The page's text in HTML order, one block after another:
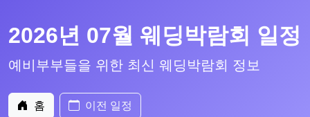
2026년 07월 웨딩박람회 일정
예비부부들을 위한 최신 웨딩박람회 정보
홈 이전 일정